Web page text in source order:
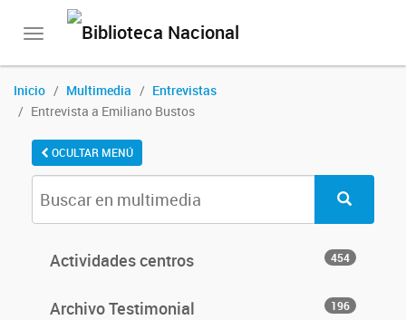
Toggle
Inicio Multimedia
Entrevistas
Entrevista a Emiliano Bustos
OCULTAR MENÚ
Actividades centros 454
Archivo Testimonial 196